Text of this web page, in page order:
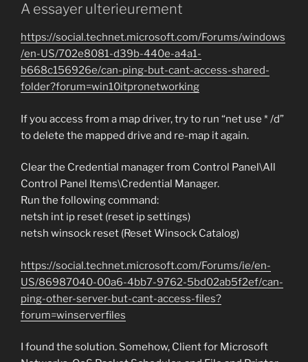
A essayer ulterieurement
https://social.technet.microsoft.com/Forums/windows
/en-US/702e8081-d39b-440e-a4a1-
b668c156926e/can-ping-but-cant-access-shared-
folder?forum=win10itpronetworking
If you access from a map driver, try to run “net use * /d”
to delete the mapped drive and re-map it again.
Clear the Credential manager from Control Panel\All
Control Panel Items\Credential Manager.
Run the following command:
netsh int ip reset (reset ip settings)
netsh winsock reset (Reset Winsock Catalog)
https://social.technet.microsoft.com/Forums/ie/en-
US/86987040-00a6-4bb7-9762-5bd02ab5f2ef/can-
ping-other-server-but-cant-access-files?
forum=winserverfiles
I found the solution. Somehow, Client for Microsoft